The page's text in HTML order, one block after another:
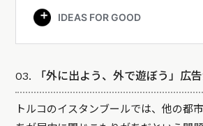
03. 「外に出よう、外で遊ぼう」広
トルコのイスタンブールでは、他の都